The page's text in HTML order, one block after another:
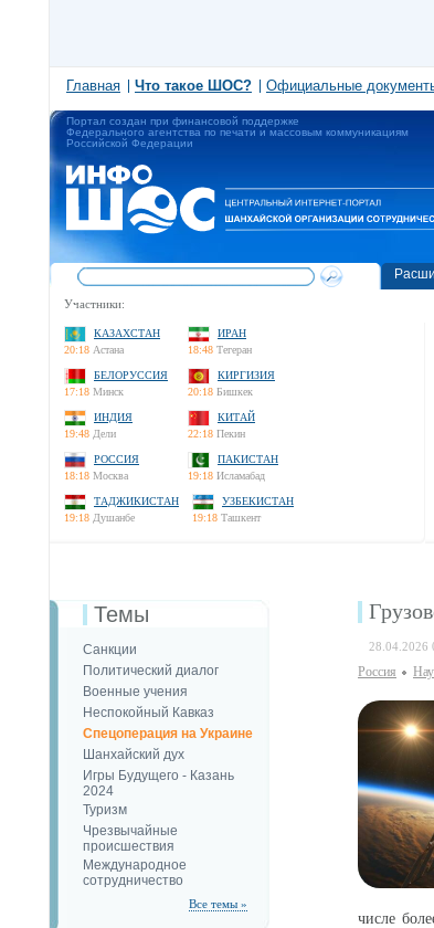
Главная Что такое ШОС? Официальные
Портал создан при финансовой поддержке
Федерального агентства по печати и массовым коммуникациям
Российской Федерации
Участники:
КАЗАХСТАН
20:18 Астана
ИРАН
18:48 Тегеран
БЕЛОРУССИЯ
17:18 Минск
КИРГИЗИЯ
20:18 Бишкек
ИНДИЯ
19:48 Дели
КИТАЙ
22:18 Пекин
РОССИЯ
18:18 Москва
ПАКИСТАН
19:18 Исламабад
ТАДЖИКИСТАН
19:18 Душанбе
УЗБЕКИСТАН
19:18 Ташкент
Темы
Санкции
Политический диалог
Военные учения
Неспокойный Кавказ
Спецоперация на Украине
Шанхайский дух
Игры Будущего - Казань
2024
Туризм
Чрезвычайные
происшествия
Международное
сотрудничество
Все темы »
28.04.2026
Россия
числе